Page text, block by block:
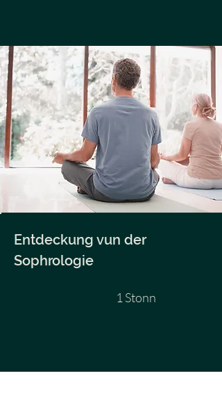
Entdeckung vun der
Sophrologie
1 Stonn